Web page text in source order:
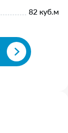
82 куб.м